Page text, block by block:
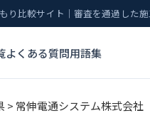
比較サイト｜審査を通過した
よくある質問用語集
> 常伸電通システム株式会社